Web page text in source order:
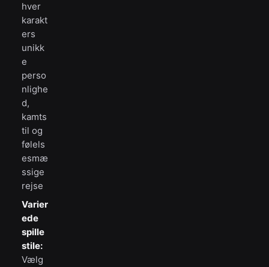
hver
karakt
ers
unikk
e
perso
nlighe
d,
kamts
til og
følels
esmæ
ssige
rejse
Varier
ede
spille
stile:
Vælg